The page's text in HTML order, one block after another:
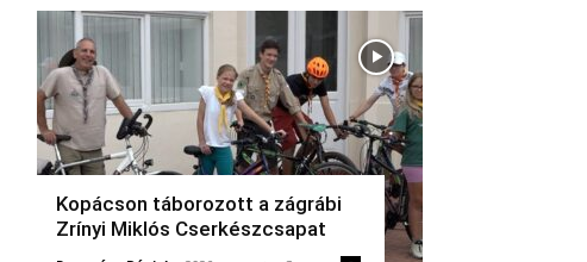
Kopácson táborozott a zágrábi
Zrínyi Miklós Cserkészcsapat